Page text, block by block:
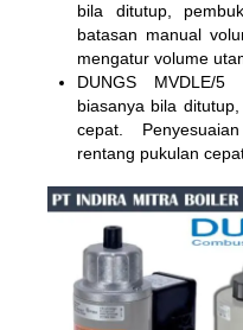
bila ditutup,
batasan manual
mengatur volume
DUNGS MVDLE/
biasanya bila
cepat.
rentang pukulan